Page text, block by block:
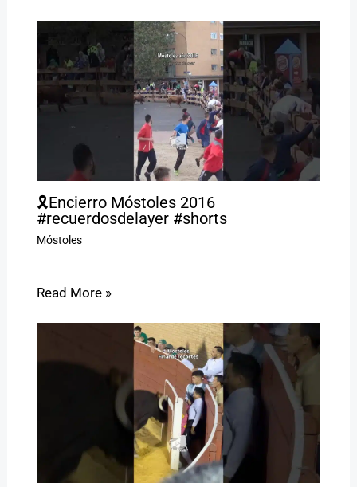
🎗️Encierro Móstoles 2016
#recuerdosdelayer #shorts
Móstoles
Read More »